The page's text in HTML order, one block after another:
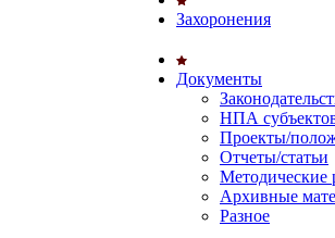
Захоронения
Документы
НПА
Проекты/
Отчеты/статьи
Методические
Архивные
Разное